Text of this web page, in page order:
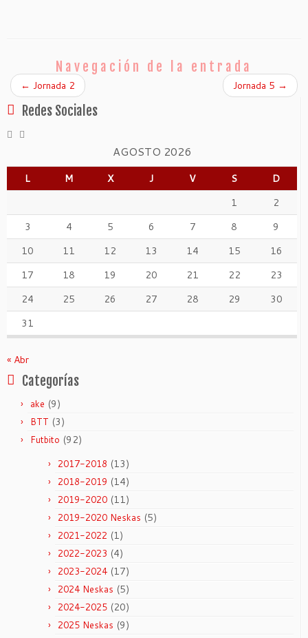
Navegación de la entrada
← Jornada 2 Jornada 5 →
Redes Sociales
AGOSTO 2026
L M X J V S
D
1
2
3
4 5 6 7 8
9
10
11 12 13 14 15
16
17
18 19 20 21 22
23
24
25 26 27 28 29
30
31
« Abr
Categorías
ake (9)
BTT (3)
Futbito (92)
2017-2018 (13)
2018-2019 (14)
2019-2020 (11)
2019-2020 Neskas (5)
2021-2022 (1)
2022-2023 (4)
2023-2024 (17)
2024 Neskas (5)
2024-2025 (20)
2025 Neskas (9)